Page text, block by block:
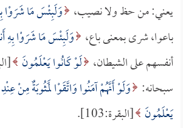
يعني: من حظ ولا نصيب، وَلَبِئْسَ مَا شَرَوْا
باعوا، شرى بمعنى باع، وَلَبِئْسَ مَا شَرَوْا بِهِ
أنفسهم على الشيطان، لَوْ كَانُوا يَعْلَمُونَ
سبحانه: وَلَوْ أَنَّهُمْ آمَنُوا وَاتَّقَوْا لَمَثُوبَةٌ مِنْ
يَعْلَمُونَ [البقرة:103].